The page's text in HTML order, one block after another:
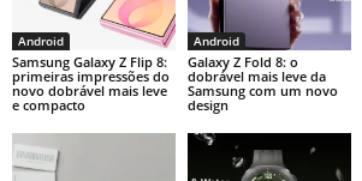
Android
Samsung Galaxy Z Flip 8:
primeiras impressões do
novo dobrável mais leve
e compacto
Android
Galaxy Z Fold 8: o
dobrável mais leve da
Samsung com um novo
design